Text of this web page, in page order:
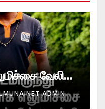
வேலி
ADMIN